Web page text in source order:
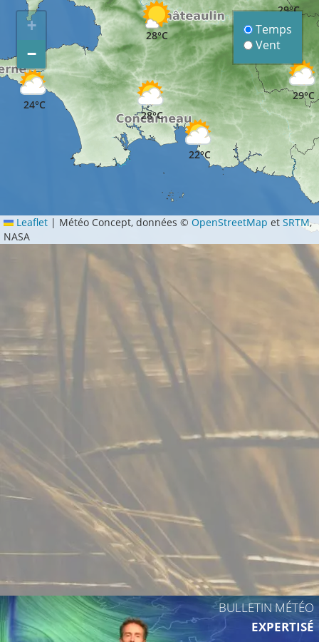
29°C
24°C
29°C
28°C
22°C
28°C
+
−
Temps
Vent
Leaflet | Météo Concept, données ©OpenStreetMap etSRTM,
NASA
BULLETIN MÉTÉO
EXPERTISÉ